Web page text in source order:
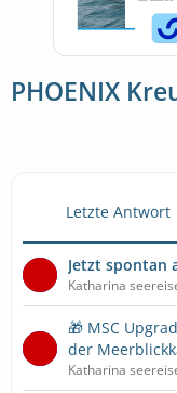
PHOENIX
Letzte Antwort
Jetzt spontan
Katharina
🎁 MSC
der
Katharina